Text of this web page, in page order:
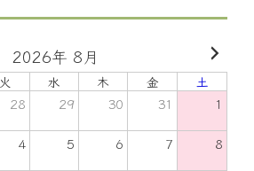
2026年 8月
火 水 木 金 土
28 29 30 31 1
4 5 6 7 8